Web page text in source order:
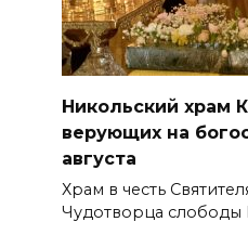
Никольский храм
верующих на
августа
Храм в честь
Чудотворца